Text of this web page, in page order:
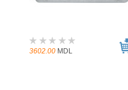
3602.00 MDL